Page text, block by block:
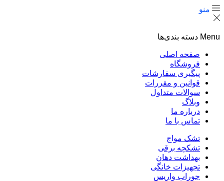
منو
Menu دسته بندی‌ها
صفحه اصلی
فروشگاه
پیگیری سفارشات
قوانین و مقررات
سوالات متداول
وبلاگ
درباره ما
تماس با ما
تشک مواج
تشکچه برقی
بهداشت دهان
تجهیزات خانگی
جوراب واریس